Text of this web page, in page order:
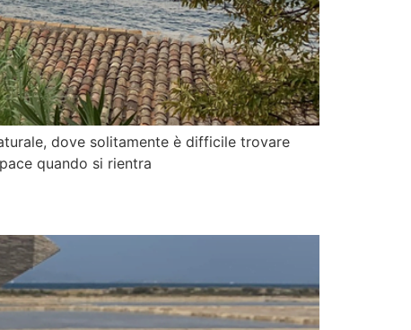
dove solitamente è difficile trovare
quando si rientra